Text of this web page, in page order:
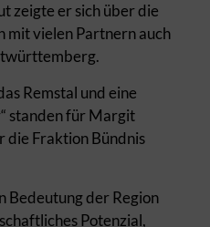
zeigte er sich über die
mit vielen Partnern auch
Remstal und eine
standen für Margit
die Fraktion Bündnis
Bedeutung der Region
Potenzial,